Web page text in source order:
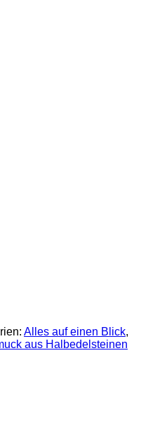
Alles auf einen Blick,
aus Halbedelsteinen